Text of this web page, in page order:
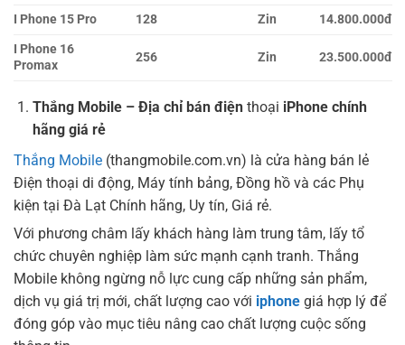
I Phone 15 Pro 128 Zin
14.800.000đ
I Phone 16
Promax
256 Zin 23.500.000đ
Thắng Mobile – Địa chỉ bán điệnthoại iPhone chính
hãng giá rẻ
Thắng Mobile (thangmobile.com.vn) là cửa hàng bán lẻ
Điện thoại di động, Máy tính bảng, Đồng hồ và các Phụ
kiện tại Đà Lạt Chính hãng, Uy tín, Giá rẻ.
Với phương châm lấy khách hàng làm trung tâm, lấy tổ
chức chuyên nghiệp làm sức mạnh cạnh tranh. Thắng
Mobile không ngừng nỗ lực cung cấp những sản phẩm,
dịch vụ giá trị mới, chất lượng cao với iphone giá hợp lý để
đóng góp vào mục tiêu nâng cao chất lượng cuộc sống